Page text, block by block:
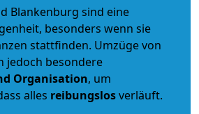
Blankenburg sind eine
besonders wenn sie
stattfinden. Umzüge von
jedoch besondere
Organisation, um
alles reibungslosverläuft.